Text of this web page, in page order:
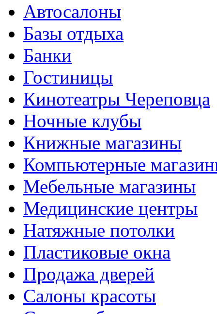
Автосалоны
Базы отдыха
Банки
Гостиницы
Кинотеатры Череповца
Ночные клубы
Книжные магазины
Компьютерные
Мебельные магазины
Медицинские центры
Натяжные потолки
Пластиковые окна
Продажа дверей
Салоны красоты